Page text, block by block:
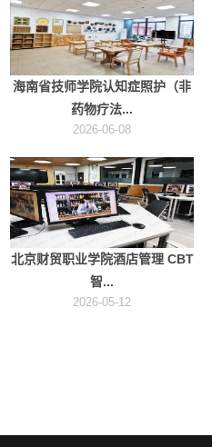
海南省技师学院认知症照护（非
药物疗法...
2026-06-08
北京财贸职业学院酒店管理 CBT
智...
2026-05-12